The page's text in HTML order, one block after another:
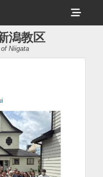
ヘ
ッ
ー
潟教区
Niigata